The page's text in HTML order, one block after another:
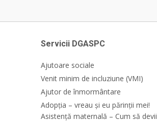
Servicii DGASPC
Ajutoare sociale
Venit minim de incluziune (VMI)
Ajutor de înmormântare
Adopția – vreau și eu părinții mei!
Asistență maternală – Cum să devii